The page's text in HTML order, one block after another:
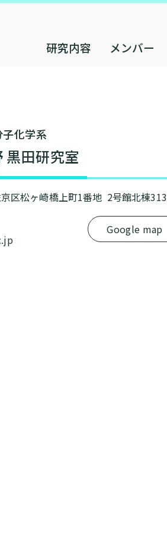
研究内容 メンバー
化学系
黒⽥研究室
区松ヶ崎橋上町1番地 2号館北棟313
Google map